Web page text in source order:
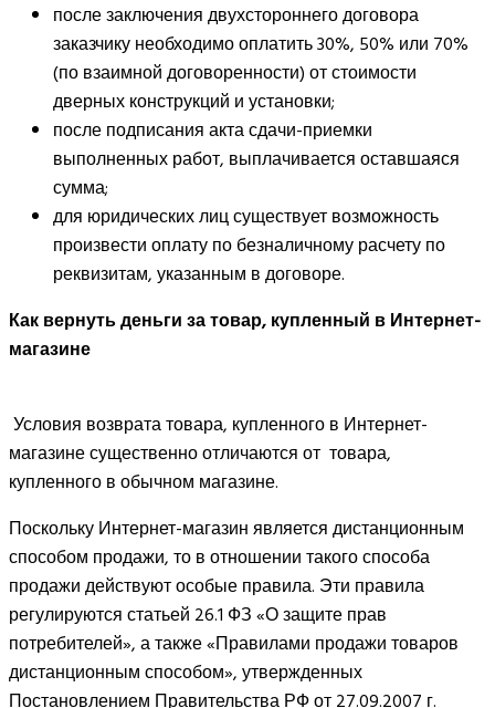
после заключения двухстороннего договора
заказчику необходимо оплатить 30%, 50% или 70%
(по взаимной договоренности) от стоимости
дверных конструкций и установки;
после подписания акта сдачи-приемки
выполненных работ, выплачивается оставшаяся
сумма;
для юридических лиц существует возможность
произвести оплату по безналичному расчету по
реквизитам, указанным в договоре.
Как вернуть деньги за товар, купленный в Интернет-
магазине
Условия возврата товара, купленного в Интернет-
магазине существенно отличаются от товара,
купленного в обычном магазине.
Поскольку Интернет-магазин является дистанционным
способом продажи, то в отношении такого способа
продажи действуют особые правила. Эти правила
регулируются статьей 26.1 ФЗ «О защите прав
потребителей», а также «Правилами продажи товаров
дистанционным способом», утвержденных
Постановлением Правительства РФ от 27.09.2007 г.